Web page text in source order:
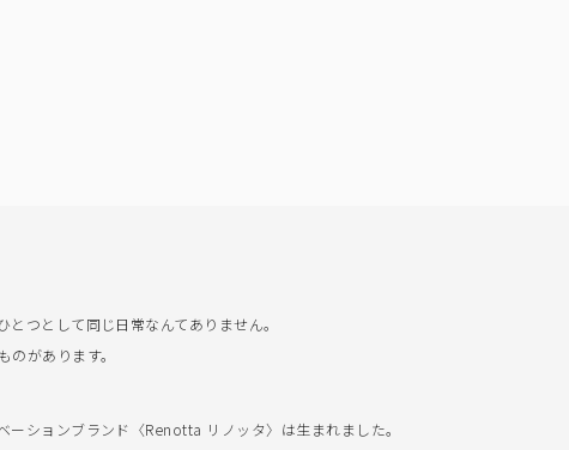
つとして同じ日常なんてありません。
があります。
ションブランド〈Renotta リノッタ〉は生まれました。